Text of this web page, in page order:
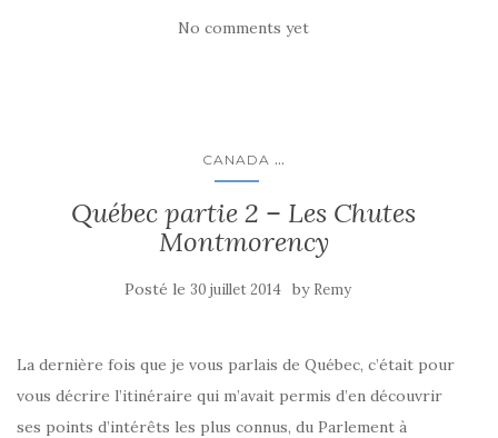
No comments yet
CANADA ...
Québec partie 2 – Les Chutes
Montmorency
Posté le 30 juillet 2014 by Remy
La dernière fois que je vous parlais de Québec, c’était pour
vous décrire l’itinéraire qui m’avait permis d’en découvrir
ses points d’intérêts les plus connus, du Parlement à